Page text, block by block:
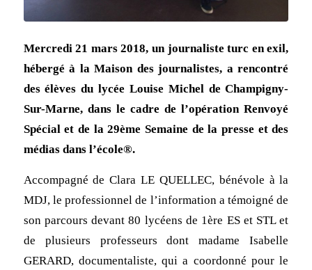
Mercredi 21 mars 2018, un journaliste turc en exil,
hébergé à la Maison des journalistes, a rencontré
des élèves du lycée Louise Michel de Champigny-
Sur-Marne, dans le cadre de l’opération Renvoyé
Spécial et de la 29ème Semaine de la presse et des
médias dans l’école®.
Accompagné de Clara LE QUELLEC, bénévole à la
MDJ, le professionnel de l’information a témoigné de
son parcours devant 80 lycéens de 1ère ES et STL et
de plusieurs professeurs dont madame Isabelle
GERARD, documentaliste, qui a coordonné pour le